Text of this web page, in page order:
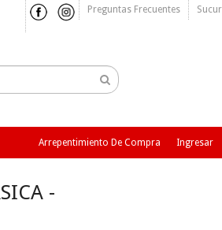
Preguntas Frecuentes
Ingresar
Arrepentimiento De Compra
-